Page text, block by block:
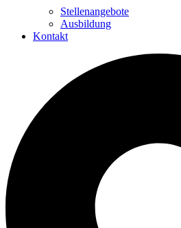
Stellenangebote
Ausbildung
Kontakt